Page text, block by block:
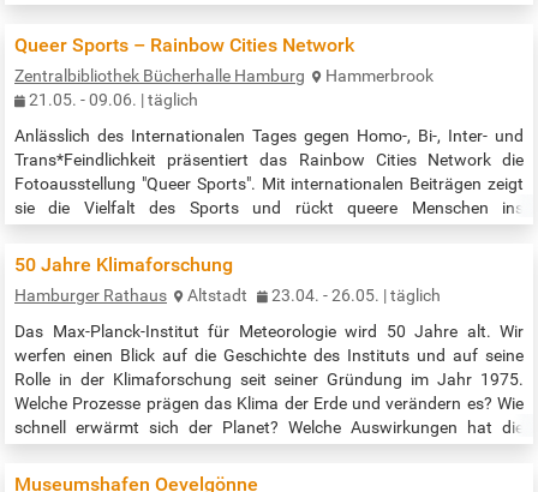
Vernissage findet am 22. Mai ab 18:00 Uhr statt. Quelle:…
Queer Sports – Rainbow Cities Network
Zentralbibliothek Bücherhalle Hamburg
Hammerbrook
21.05. - 09.06. | täglich
Anlässlich des Internationalen Tages gegen Homo-, Bi-, Inter- und
Trans*Feindlichkeit präsentiert das Rainbow Cities Network die
Fotoausstellung "Queer Sports". Mit internationalen Beiträgen zeigt
sie die Vielfalt des Sports und rückt queere Menschen ins
Städte aus der ganzen Welt, die sich für geschlechtliche und sexuelle
Vielfalt einsetzen. Jedes Jahr zur IDAHOBIT veröffentlicht es eine…
50 Jahre Klimaforschung
Hamburger Rathaus Altstadt
23.04. - 26.05. | täglich
Das Max-Planck-Institut für Meteorologie wird 50 Jahre alt. Wir
werfen einen Blick auf die Geschichte des Instituts und auf seine
Rolle in der Klimaforschung seit seiner Gründung im Jahr 1975.
Welche Prozesse prägen das Klima der Erde und verändern es? Wie
schnell erwärmt sich der Planet? Welche Auswirkungen hat die
Menschen? Und schließlich: Wie kann die Forschung des Instituts
Museumshafen Oevelgönne